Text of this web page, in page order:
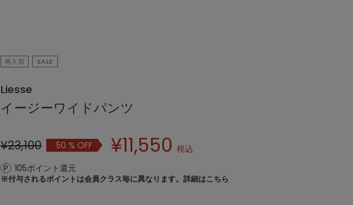
再入荷 SALE
Liesse
イージーワイドパンツ
¥23,100 50 % OFF ¥11,550 税込
105ポイント還元
※付与されるポイントは会員クラス毎に異なります。 詳細はこちら